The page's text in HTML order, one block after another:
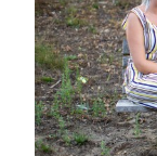
e
l
s
: